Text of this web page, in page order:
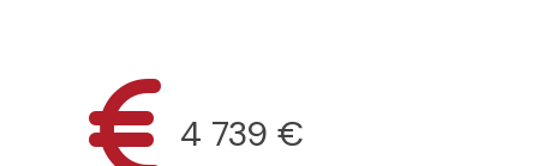
4 739 €